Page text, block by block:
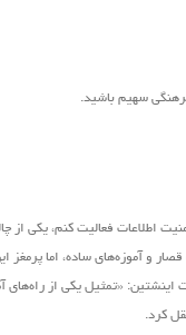
سهیم باشید.
اطلاعات فعالیت کنم، یکی از
و آموزه‌های ساده، اما پرمغز
اینشتین: «تمثیل یکی از
کرد.